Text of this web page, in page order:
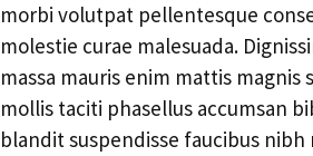
morbi volutpat pellentesque
molestie curae malesuada.
massa mauris enim mattis magnis
mollis taciti phasellus accumsan
blandit suspendisse faucibus